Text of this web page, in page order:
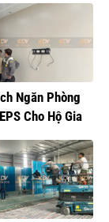
Ngăn Phòng
Cho Hộ Gia